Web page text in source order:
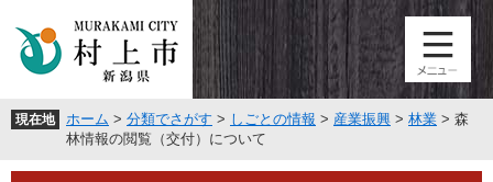
頭
す
飛
し
現在地 ホーム > 分類でさがす > しごとの情報 > 産業振興 > 林業 > 森
林情報の閲覧（交付）について